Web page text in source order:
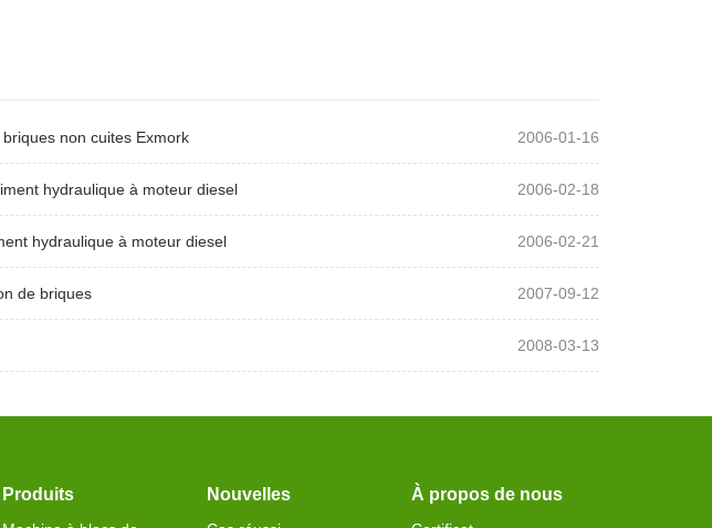
non cuites Exmork 2006-01-16
hydraulique à moteur diesel 2006-02-18
hydraulique à moteur diesel 2006-02-21
de briques 2007-09-12
2008-03-13
Produits Nouvelles À propos de nous